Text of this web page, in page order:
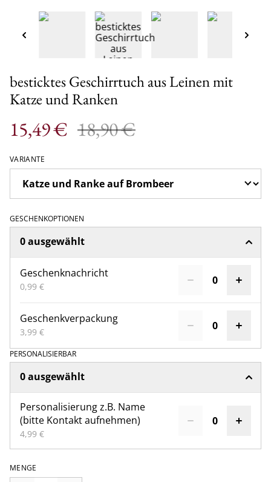
besticktes Geschirrtuch aus Leinen mit
Katze und Ranken
15,49 € 18,90 €
VARIANTE
GESCHENKOPTIONEN
0 ausgewählt
Geschenknachricht
0,99 €
Geschenkverpackung
3,99 €
PERSONALISIERBAR
0 ausgewählt
Personalisierung z.B. Name
(bitte Kontakt aufnehmen)
4,99 €
MENGE